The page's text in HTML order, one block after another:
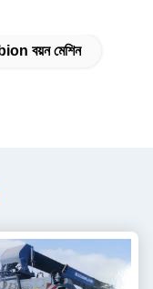
বয়ন মেশিন